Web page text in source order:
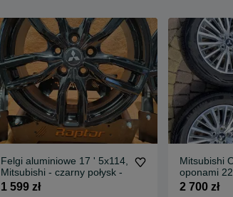
Felgi aluminiowe 17 ' 5x114,
Mitsubishi - czarny połysk -
1 599 zł
Mitsubishi
oponami
Tracmax
2 700 zł